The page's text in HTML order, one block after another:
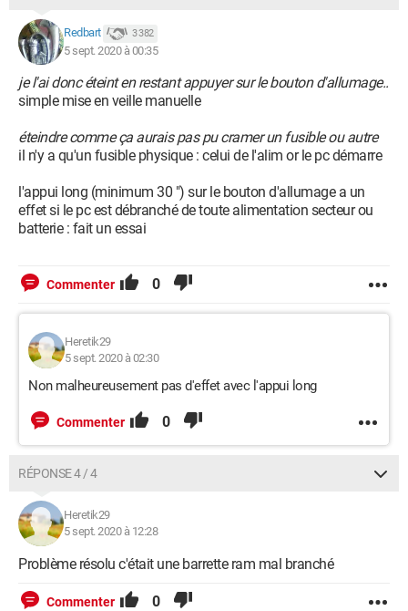
Redbart 3 382
5 sept. 2020 à 00:35
je l'ai donc éteint en restant appuyer sur le bouton d'allumage..
simple mise en veille manuelle
éteindre comme ça aurais pas pu cramer un fusible ou autre
il n'y a qu'un fusible physique : celui de l'alim or le pc démarre
l'appui long (minimum 30 ") sur le bouton d'allumage a un
effet si le pc est débranché de toute alimentation secteur ou
batterie : fait un essai
Commenter 0
Heretik29
5 sept. 2020 à 02:30
Non malheureusement pas d'effet avec l'appui long
Commenter 0
RÉPONSE 4 / 4
Heretik29
5 sept. 2020 à 12:28
Problème résolu c'était une barrette ram mal branché
Commenter 0